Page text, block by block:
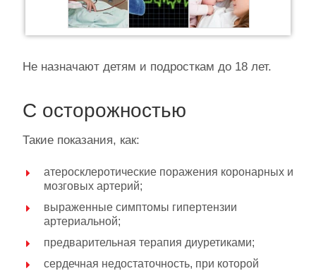
Не назначают детям и подросткам до 18 лет.
С осторожностью
Такие показания, как:
атеросклеротические поражения коронарных и
мозговых артерий;
выраженные симптомы гипертензии
артериальной;
предварительная терапия диуретиками;
сердечная недостаточность, при которой